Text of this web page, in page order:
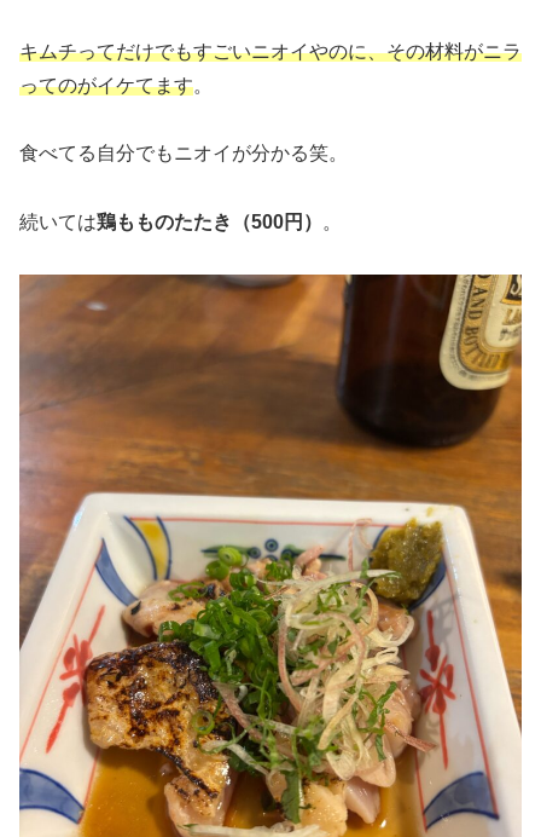
キムチってだけでもすごいニオイやのに、その材料がニラ
ってのがイケてます。
食べてる自分でもニオイが分かる笑。
続いては鶏もものたたき（500円） 。